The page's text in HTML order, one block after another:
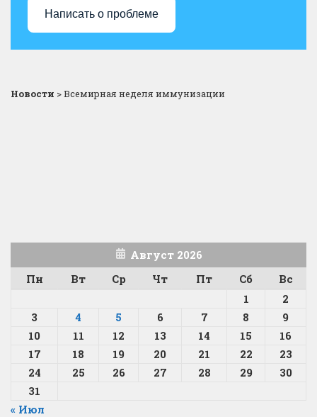
Написать о проблеме
Новости >Всемирная неделя иммунизации
Август 2026
Пн
Вт Ср Чт Пт Сб
Вс
1
2
3
4 5 6 7 8
9
10
11 12 13 14 15
16
17
18 19 20 21 22
23
24
25 26 27 28 29
30
31
« Июл